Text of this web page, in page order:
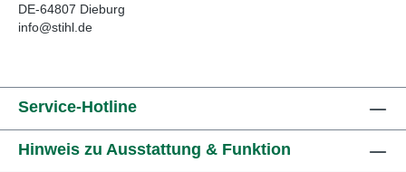
DE-64807 Dieburg
info@stihl.de
Service-Hotline
Hinweis zu Ausstattung & Funktion